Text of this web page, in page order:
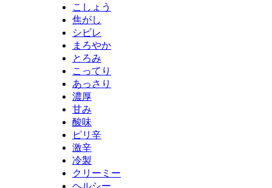
こしょう
焦がし
シビレ
まろやか
とろみ
こってり
あっさり
濃厚
甘み
酸味
ピリ辛
激辛
冷製
クリーミー
ヘルシー